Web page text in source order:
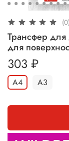
(0)
Трансфер
для
303 ₽
A4 A3